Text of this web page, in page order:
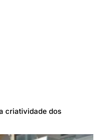
criatividade dos